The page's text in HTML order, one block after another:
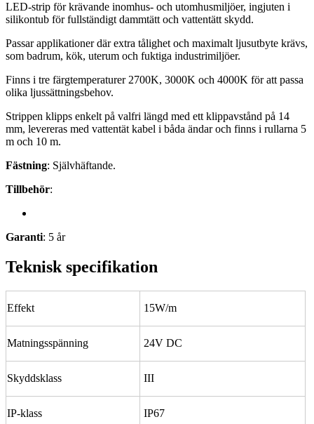
LED-strip för krävande inomhus- och utomhusmiljöer, ingjuten i
silikontub för fullständigt dammtätt och vattentätt skydd.
Passar applikationer där extra tålighet och maximalt ljusutbyte krävs,
som badrum, kök, uterum och fuktiga industrimiljöer.
Finns i tre färgtemperaturer 2700K, 3000K och 4000K för att passa
olika ljussättningsbehov.
Strippen klipps enkelt på valfri längd med ett klippavstånd på 14
mm, levereras med vattentät kabel i båda ändar och finns i rullarna 5
m och 10 m.
Fästning: Självhäftande.
Tillbehör:
Garanti: 5 år
Teknisk specifikation
Effekt 15W/m
Matningsspänning 24V DC
Skyddsklass III
IP-klass IP67